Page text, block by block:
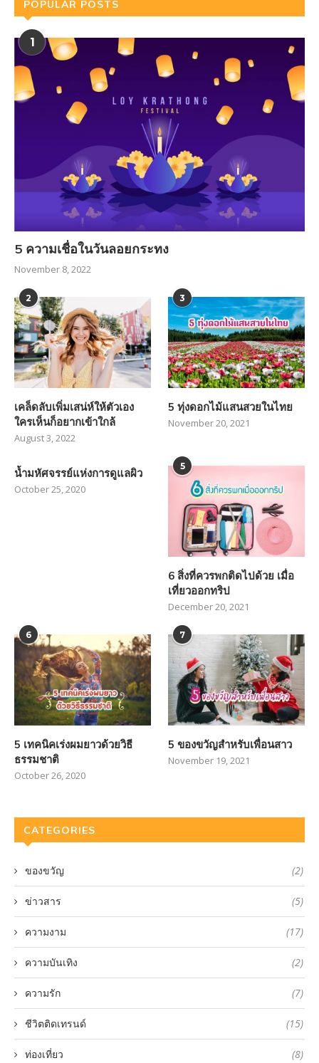
POPULAR POSTS
1
5 ความเชื่อในวันลอยกระทง
November 8, 2022
2
เคล็ดลับเพิ่มเสน่ห์ให้ตัวเอง
ใครเห็นก็อยากเข้าใกล้
August 3, 2022
3
5 ทุ่งดอกไม้แสนสวยในไทย
November 20, 2021
น้ำมหัศจรรย์แห่งการดูแลผิว
October 25, 2020
5
6 สิ่งที่ควรพกติดไปด้วย เมื่อ
เที่ยวออกทริป
December 20, 2021
6
5 เทคนิคเร่งผมยาวด้วยวิธี
ธรรมชาติ
October 26, 2020
7
5 ของขวัญสำหรับเพื่อนสาว
November 19, 2021
CATEGORIES
ของขวัญ (2)
ข่าวสาร (5)
ความงาม (17)
ความบันเทิง (2)
ความรัก (7)
ชีวิตติดเทรนด์ (15)
ท่องเที่ยว (8)